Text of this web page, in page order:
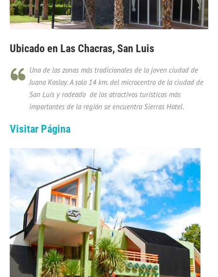
Ubicado en Las Chacras, San Luis
Una de las zonas más tradicionales de la joven ciudad de
Juana Koslay. A solo 14 km. del microcentro de la ciudad de
San Luis y rodeado de los atractivos turísticos más
importantes de la región se encuentra Sierras Hotel.
Visitar Página